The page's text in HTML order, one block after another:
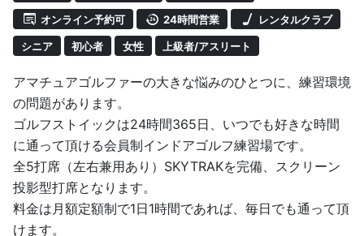
オンライン予約可 24時間営業 レンタルクラブ
シニア 初心者 女性 上級者/アスリート
アマチュアゴルファーの大きな悩みのひとつに、練習環境
の問題があります。
ゴルフストイックは24時間365日、いつでも好きな時間
に通って頂ける会員制インドアゴルフ練習場です。
全5打席（左右兼用あり）SKYTRAKを完備、スクリーン
投影型打席となります。
料金は月額定額制で1日1時間であれば、毎日でも通って頂
けます。